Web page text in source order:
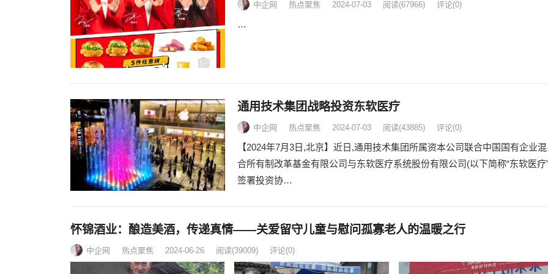
中企网 热点聚焦 2024-07-03 阅读(67966) 评论(0)
…
通用技术集团战略投资东软医疗
中企网 热点聚焦 2024-07-03 阅读(43885) 评论(0)
【2024年7月3日,北京】近日,通用技术集团所属资本公司联合中国国有企业混
合所有制改革基金有限公司与东软医疗系统股份有限公司(以下简称“东软医疗
签署投资协…
怀锦酒业：酿造美酒，传递真情——关爱留守儿童与慰问孤寡老人的温暖之行
中企网 热点聚焦 2024-06-26 阅读(39009) 评论(0)